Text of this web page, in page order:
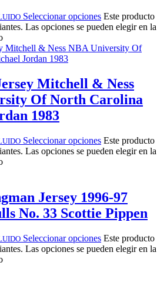
Seleccionar opciones Este producto
Las opciones se pueden elegir en la
Mitchell & Ness
Of North Carolina
1983
Seleccionar opciones Este producto
Las opciones se pueden elegir en la
Jersey 1996-97
No. 33 Scottie Pippen
Seleccionar opciones Este producto
Las opciones se pueden elegir en la